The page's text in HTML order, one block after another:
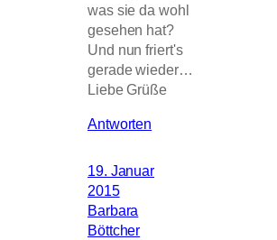
was sie da wohl
gesehen hat?
Und nun friert's
gerade wieder…
Liebe Grüße
Antworten
19. Januar
2015
Barbara
Böttcher